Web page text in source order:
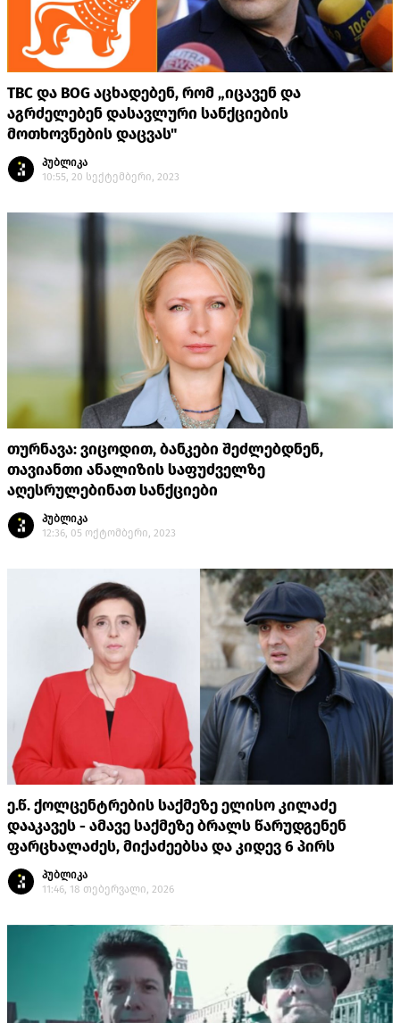
TBC და BOG აცხადებენ, რომ „იცავენ და
აგრძელებენ დასავლური სანქციების
მოთხოვნების დაცვას"
პუბლიკა
10:55, 20 სექტემბერი, 2023
თურნავა: ვიცოდით, ბანკები შეძლებდნენ,
თავიანთი ანალიზის საფუძველზე
აღესრულებინათ სანქციები
პუბლიკა
12:36, 05 ოქტომბერი, 2023
ე.წ. ქოლცენტრების საქმეზე ელისო კილაძე
დააკავეს - ამავე საქმეზე ბრალს წარუდგენენ
ფარცხალაძეს, მიქაძეებსა და კიდევ 6 პირს
პუბლიკა
11:46, 18 თებერვალი, 2026